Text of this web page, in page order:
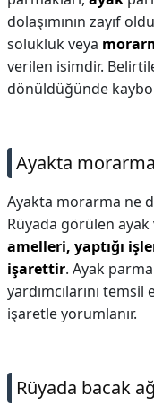
dolaşımının zayıf
solukluk veya
verilen isimdir.
dönüldüğünde
Ayakta
Ayakta morarma ne
Rüyada görülen ayak
amelleri, yaptığı
işarettir. Ayak
yardımcılarını
işaretle yorumlanır.
Rüyada bacak